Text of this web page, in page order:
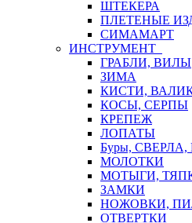
ШТЕКЕРА
ПЛЕТЕНЫЕ
СИМАМАРТ
ИНСТРУМЕНТ
ГРАБЛИ, ВИЛЫ
ЗИМА
КИСТИ,
КОСЫ, СЕРПЫ
КРЕПЕЖ
ЛОПАТЫ
Буры,
МОЛОТКИ
МОТЫГИ,
ЗАМКИ
НОЖОВКИ,
ОТВЕРТКИ